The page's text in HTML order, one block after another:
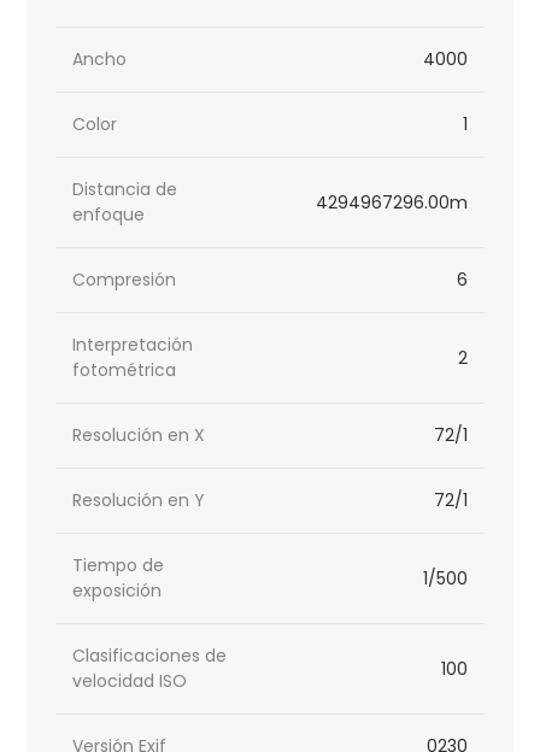
Ancho 4000
Color 1
Distancia de
enfoque
4294967296.00m
Compresión 6
Interpretación
fotométrica
2
Resolución en X 72/1
Resolución en Y 72/1
Tiempo de
exposición
1/500
Clasificaciones de
velocidad ISO
100
Versión Exif 0230